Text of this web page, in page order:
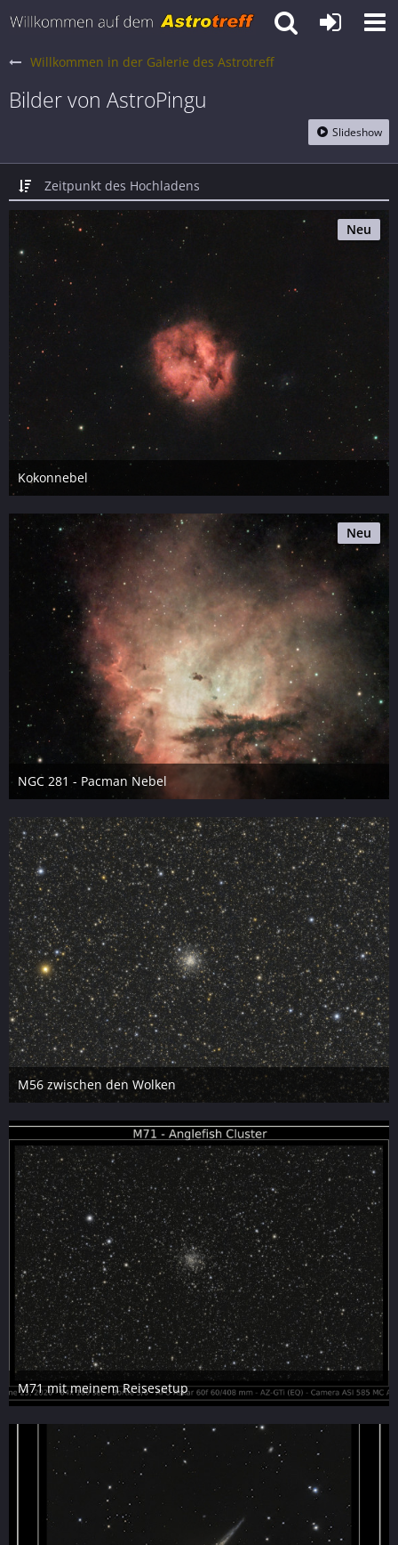
Willkommen in der Galerie des Astrotreff
Bilder von AstroPingu
Slideshow
Zeitpunkt des Hochladens
Kokonnebel
Montag, 16:17
7
Neu
NGC 281 - Pacman Nebel
Sonntag, 17:20
14
Neu
M56 zwischen den Wolken
5. Juli 2026
12
M71 mit meinem Reisesetup
25. Juni 2026
11